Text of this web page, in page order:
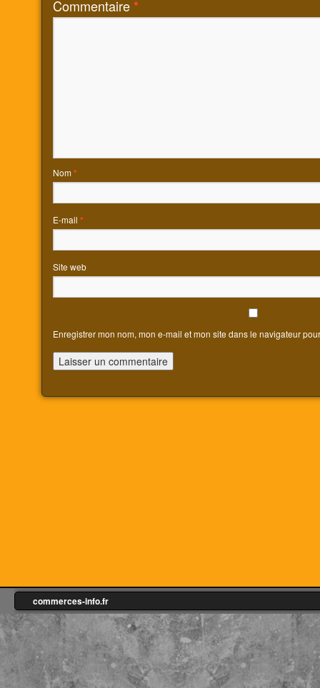
Commentaire*
Nom*
E-mail *
Site web
Enregistrer mon nom, mon e-mail et mon site dans le navigateur
commerces-info.fr